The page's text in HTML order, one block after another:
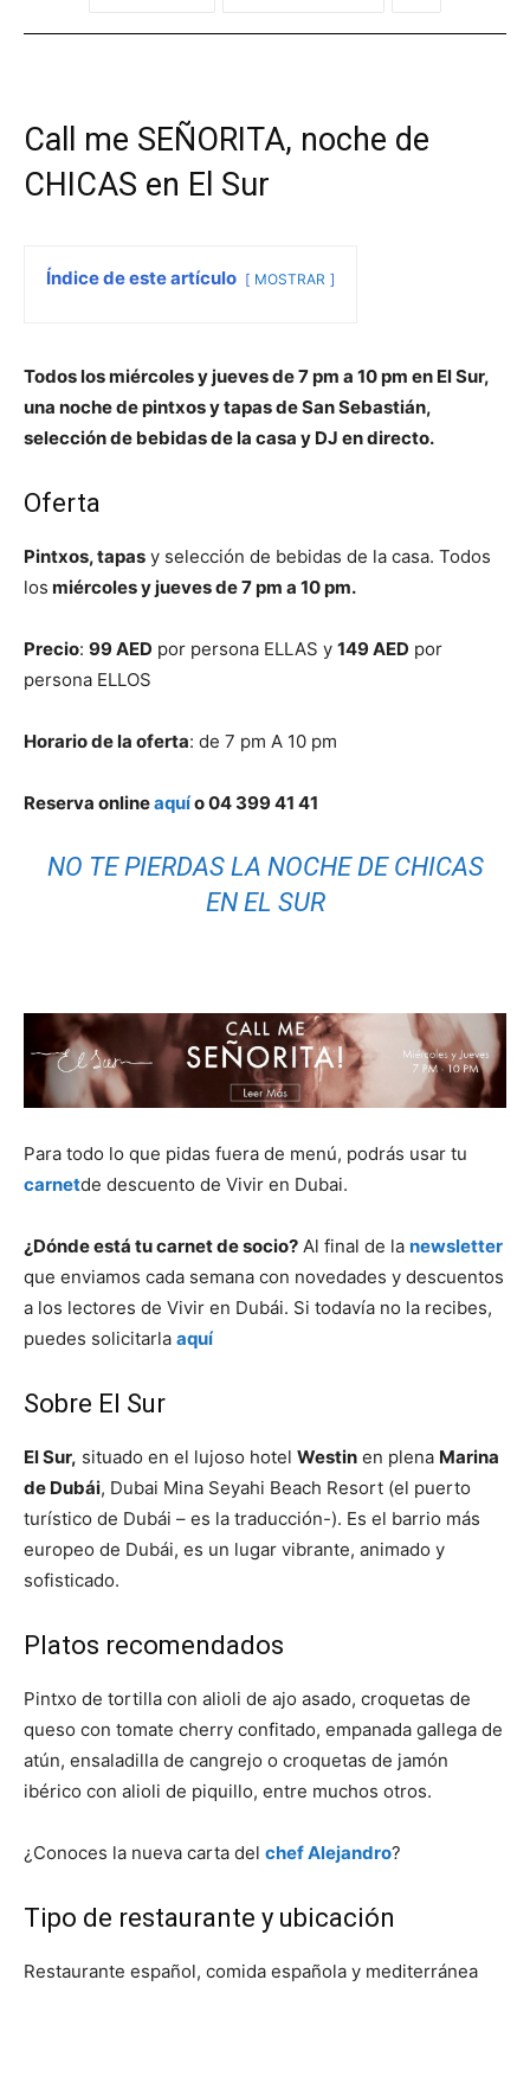
Call me SEÑORITA, noche de
CHICAS en El Sur
Índice de este artículo MOSTRAR
Todos los miércoles y jueves de 7 pm a 10 pm en El Sur,
una noche de pintxos y tapas de San Sebastián,
selección de bebidas de la casa y DJ en directo.
Oferta
Pintxos, tapas y selección de bebidas de la casa. Todos
los miércoles y jueves de 7 pm a 10 pm.
Precio: 99 AED por persona ELLAS y 149 AED por
persona ELLOS
Horario de la oferta: de 7 pm A 10 pm
Reserva onlineaquío 04 399 41 41
NO TE PIERDAS LA NOCHE DE CHICAS
EN EL SUR
Para todo lo que pidas fuera de menú, podrás usar tu
carnetde descuento de Vivir en Dubai.
¿Dónde está tu carnet de socio? Al final de la newsletter
que enviamos cada semana con novedades y descuentos
a los lectores de Vivir en Dubái. Si todavía no la recibes,
puedes solicitarla aquí
Sobre El Sur
El Sur, situado en el lujoso hotel Westin en plena Marina
de Dubái, Dubai Mina Seyahi Beach Resort (el puerto
turístico de Dubái – es la traducción-). Es el barrio más
europeo de Dubái, es un lugar vibrante, animado y
sofisticado.
Platos recomendados
Pintxo de tortilla con alioli de ajo asado, croquetas de
queso con tomate cherry confitado, empanada gallega de
atún, ensaladilla de cangrejo o croquetas de jamón
ibérico con alioli de piquillo, entre muchos otros.
¿Conoces la nueva carta del chef Alejandro?
Tipo de restaurante y ubicación
Restaurante español, comida española y mediterránea